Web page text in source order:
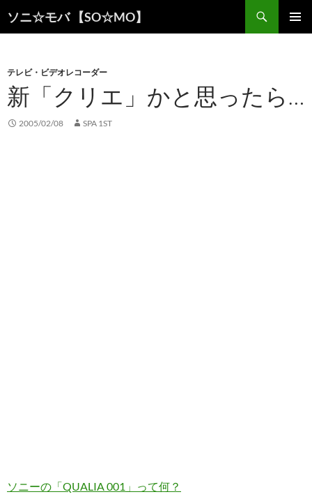
ソニ☆モバ 【SO☆MO】
索
ン
ツ
へ
キ
テレビ・ビデオレコーダー
新「クリエ」かと思ったら…
2005/02/08 SPA 1ST
ソニーの「QUALIA 001」って何？